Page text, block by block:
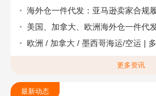
海外仓一件代发：亚马逊卖家合规
美国、加拿大、欧洲海外仓一件代
欧洲 / 加拿大 / 墨西哥海运/空运 |
更多资讯
最新动态